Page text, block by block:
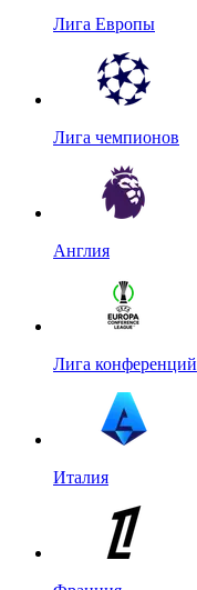
Лига Европы
Лига чемпионов
Англия
Лига конференций
Италия